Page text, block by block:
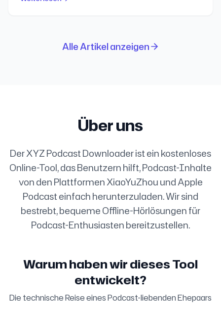
Alle Artikel anzeigen
Über uns
Der XYZ Podcast Downloader ist ein kostenloses
Online-Tool, das Benutzern hilft, Podcast-Inhalte
von den Plattformen XiaoYuZhou und Apple
Podcast einfach herunterzuladen. Wir sind
bestrebt, bequeme Offline-Hörlösungen für
Podcast-Enthusiasten bereitzustellen.
Warum haben wir dieses Tool
entwickelt?
Die technische Reise eines Podcast-liebenden Ehepaars